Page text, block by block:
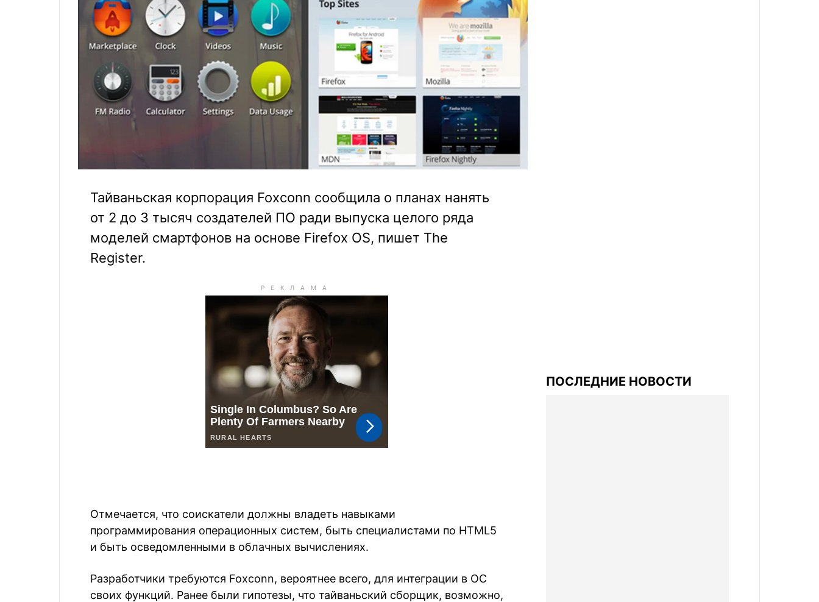
Тайваньская корпорация Foxconn сообщила о планах нанять
от 2 до 3 тысяч создателей ПО ради выпуска целого ряда
моделей смартфонов на основе Firefox OS, пишет The
Register.
Отмечается, что соискатели должны владеть навыками
программирования операционных систем, быть специалистами по HTML5
и быть осведомленными в облачных вычислениях.
Разработчики требуются Foxconn, вероятнее всего, для интеграции в ОС
своих функций. Ранее были гипотезы, что тайваньский сборщик, возможно,
ПОСЛЕДНИЕ НОВОСТИ